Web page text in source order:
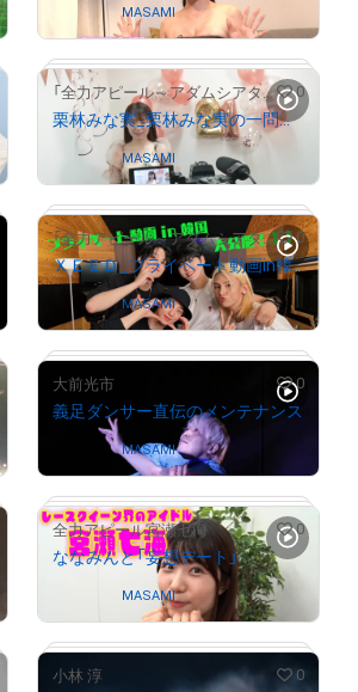
# 1537/2000
Owned by MASAMI
# 3875/10000
「全力アピール～アダムシアター～」NFTストア 0
栗林みな実_栗林みな実の一問一答
Owned by MASAMI
# 4374/10000
「全力アピール～アダムシアター～」NFTストア 0
ＸＥＥＤ_プライベート動画in韓国
Owned byMASAMI
大前光市 0
義足ダンサー直伝のメンテナンス
Owned byMASAMI
# 1015/10000
全力アピール宮瀬七海 0
ななみんと「妄想デート」
MASAMI
小林 淳 0